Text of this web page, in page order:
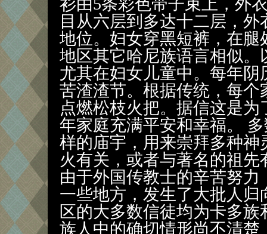
衫由5条彩色带子束上，外
目从六层到多达十二层，
地位。妇女穿黑短裤，在
地区其它哈尼族语言相似
尤其在妇女儿童中。每年
苦渣渣节。根据传统，每
点燃松枝火把。据信这是
年家庭充满平安和幸福。
样的庙宇，用来崇拜多种
火有关，或者与著名的祖
由于外国传教士的辛苦努
一些地方，发生了大批人
区的大多数信徒均为卡多
族人中的确切情形尚不清